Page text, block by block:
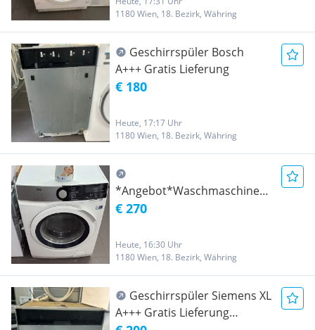
1180 Wien, 18. Bezirk, Währing
Geschirrspüler Bosch
A+++ Gratis Lieferung
€ 180
Heute, 17:17 Uhr
1180 Wien, 18. Bezirk, Währing
*Angebot*Waschmaschine
AEG 8Kg A+++ Gratis
€ 270
Heute, 16:30 Uhr
1180 Wien, 18. Bezirk, Währing
Geschirrspüler Siemens XL
A+++ Gratis Lieferung